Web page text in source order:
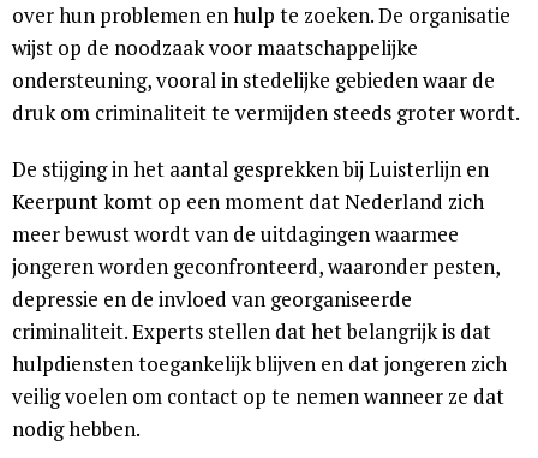
over hun problemen en hulp te zoeken. De organisatie
wijst op de noodzaak voor maatschappelijke
ondersteuning, vooral in stedelijke gebieden waar de
druk om criminaliteit te vermijden steeds groter wordt.
De stijging in het aantal gesprekken bij Luisterlijn en
Keerpunt komt op een moment dat Nederland zich
meer bewust wordt van de uitdagingen waarmee
jongeren worden geconfronteerd, waaronder pesten,
depressie en de invloed van georganiseerde
criminaliteit. Experts stellen dat het belangrijk is dat
hulpdiensten toegankelijk blijven en dat jongeren zich
veilig voelen om contact op te nemen wanneer ze dat
nodig hebben.